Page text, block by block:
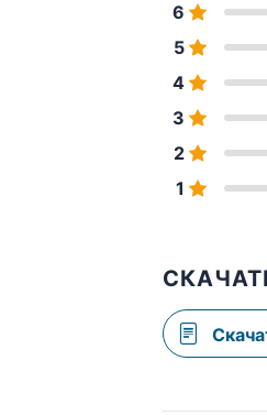
6
5
4
3
2
1